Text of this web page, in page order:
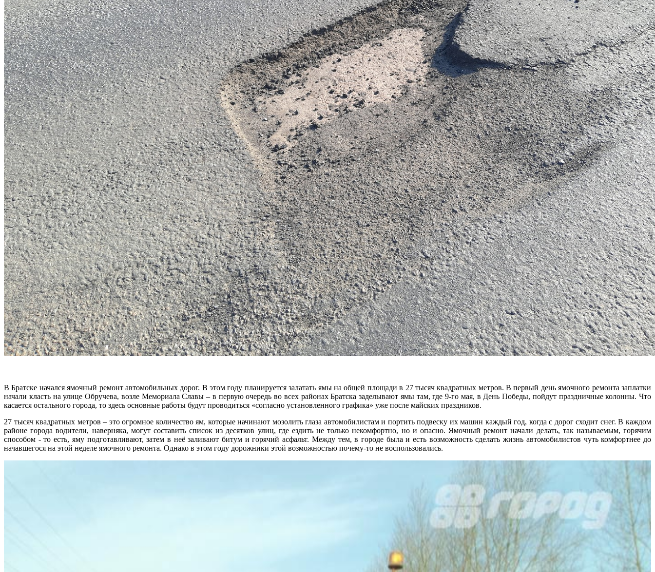
В Братске начался ямочный ремонт автомобильных дорог. В этом году планируется залатать ямы на общей площади в 27 тысяч квадратных метров. В первый день ямочного ремонта заплатки
начали класть на улице Обручева, возле Мемориала Славы – в первую очередь во всех районах Братска заделывают ямы там, где 9-го мая, в День Победы, пойдут праздничные колонны. Что
касается остального города, то здесь основные работы будут проводиться «согласно установленного графика» уже после майских праздников.
27 тысяч квадратных метров – это огромное количество ям, которые начинают мозолить глаза автомобилистам и портить подвеску их машин каждый год, когда с дорог сходит снег. В каждом
районе города водители, наверняка, могут составить список из десятков улиц, где ездить не только некомфортно, но и опасно. Ямочный ремонт начали делать, так называемым, горячим
способом - то есть, яму подготавливают, затем в неё заливают битум и горячий асфальт. Между тем, в городе была и есть возможность сделать жизнь автомобилистов чуть комфортнее до
начавшегося на этой неделе ямочного ремонта. Однако в этом году дорожники этой возможностью почему-то не воспользовались.